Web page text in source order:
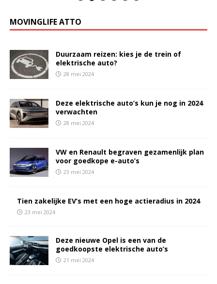
MOVINGLIFE ATTO
Duurzaam reizen: kies je de trein of
elektrische auto?
28 mei 2024
Deze elektrische auto’s kun je nog in 2024
verwachten
28 mei 2024
VW en Renault begraven gezamenlijk plan
voor goedkope e-auto’s
23 mei 2024
Tien zakelijke EV’s met een hoge actieradius in 2024
23 mei 2024
Deze nieuwe Opel is een van de
goedkoopste elektrische auto’s
21 mei 2024